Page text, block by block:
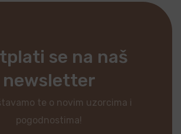
se na naš
newsletter
te o novim uzorcima i
pogodnostima!